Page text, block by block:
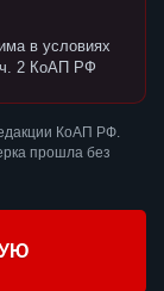
в условиях
ч. 2 КоАП РФ
КоАП РФ.
прошла без